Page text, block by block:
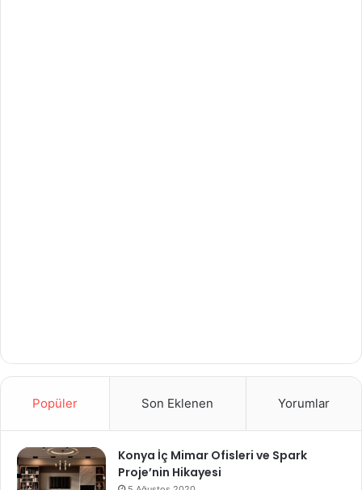
Popüler Son Eklenen Yorumlar
Konya İç Mimar Ofisleri ve Spark
Proje’nin Hikayesi